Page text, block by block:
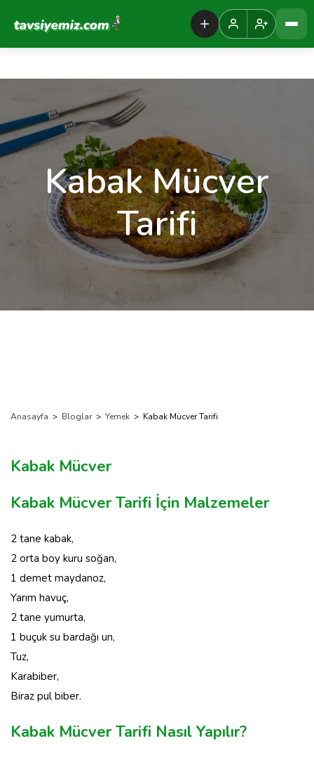
Tavsiyemiz Anasayfa
Kabak Mücver
Tarifi
Anasayfa > Bloglar > Yemek > Kabak Mücver Tarifi
Kabak Mücver
Kabak Mücver Tarifi İçin Malzemeler
2 tane kabak,
2 orta boy kuru soğan,
1 demet maydanoz,
Yarım havuç,
2 tane yumurta,
1 buçuk su bardağı un,
Tuz,
Karabiber,
Biraz pul biber.
Kabak Mücver Tarifi Nasıl Yapılır?